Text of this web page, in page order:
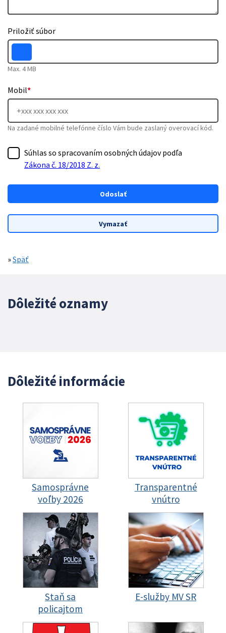
Priložiť súbor
Max. 4 MB
Mobil*
Na zadané mobilné telefónne číslo Vám bude zaslaný overovací kód.
Súhlas so spracovaním osobných údajov podľa
Zákona č. 18/2018 Z. z.
»Späť
Dôležité oznamy
Dôležité informácie
Samosprávne
voľby 2026
Transparentné
vnútro
Staň sa
policajtom
E-služby MV SR